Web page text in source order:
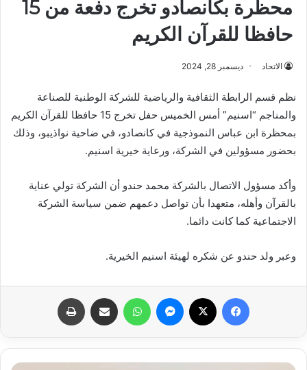
محظرة بكانصادو تخرج دفعة من 15
حافظا للقرآن الكريم
الاتحاد ديسمبر 28, 2024
نظم قسم الرابطة الثقافية والرياضية للشركة الوطنية للصناعة
والمناجم “اسنيم” أمس الخميس حفل تخرج 15 حافظا للقرآن الكريم
بمحظرة ابن عباس النموذجية في كانصادو، في ضاحية نواذيبو، وذلك
بحضور مسؤولين في الشركة، ورعاية خيرية اسنيم.
وأكد مسؤول الاتصال بالشركة محمد حندو أن الشركة تولي عناية
بالقرآن وأهله، متعهدا بأن تواصل دعمهم ضمن سياسة الشركة
الاجتماعية كما كانت دائما.
وعبر ولد حندو عن شكره لهيئة اسنيم الخيرية.
فيسبوك ماسنجر واتساب مشاركة عبر البريد